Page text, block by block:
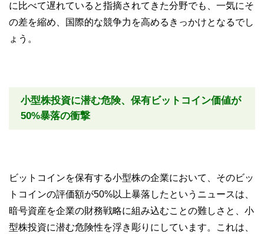
に比べて遅れていると指摘されてきた分野でも、一気にそ
の差を縮め、国際的な競争力を高めるきっかけとなるでし
ょう。
小型株投資に潜む危険、保有ビットコイン価値が
50%暴落の衝撃
ビットコインを保有する小型株の企業において、そのビッ
トコインの評価額が50%以上暴落したというニュースは、
暗号資産を企業の財務戦略に組み込むことの難しさと、小
型株投資に潜む危険性を浮き彫りにしています。これは、